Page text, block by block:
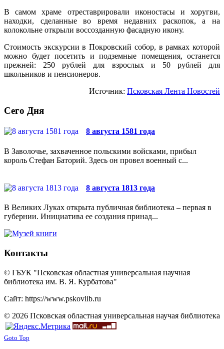
В самом храме отреставрировали иконостасы и хоругви,
находки, сделанные во время недавних раскопок, а на
колокольне открыли воссозданную фасадную икону.
Стоимость экскурсии в Покровский собор, в рамках которой
можно будет посетить и подземные помещения, останется
прежней: 250 рублей для взрослых и 50 рублей для
школьников и пенсионеров.
Источник: Псковская Лента Новостей
Сего Дня
8 августа 1581 года
В Заволочье, захваченное польскими войсками, прибыл
король Стефан Баторий. Здесь он провел военный с...
8 августа 1813 года
В Великих Луках открыта публичная библиотека – первая в
губернии. Инициатива ее создания принад...
Контакты
© ГБУК "Псковская областная универсальная научная
библиотека им. В. Я. Курбатова"
Сайт: https://www.pskovlib.ru
© 2026 Псковская областная универсальная научая библиотека
Goto Top